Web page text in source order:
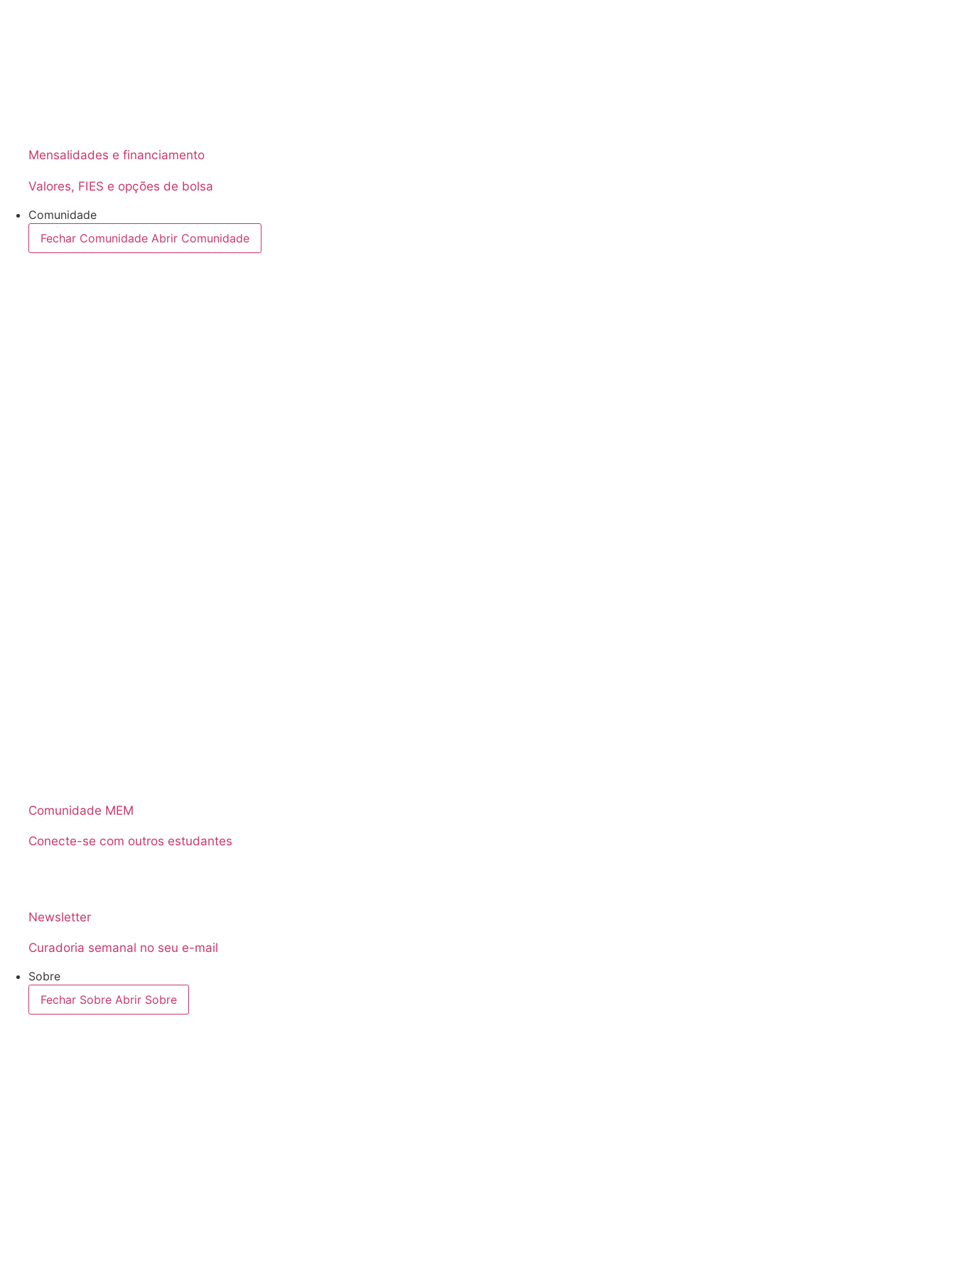
Mensalidades e financiamento
Valores, FIES e opções de bolsa
Comunidade
Fechar Comunidade Abrir Comunidade
Comunidade MEM
Conecte-se com outros estudantes
Newsletter
Curadoria semanal no seu e-mail
Sobre
Fechar Sobre Abrir Sobre